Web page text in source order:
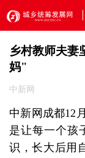
乡村教师夫妻
妈"
中新网
中新网成都12
是让每一个孩
识，长大后用